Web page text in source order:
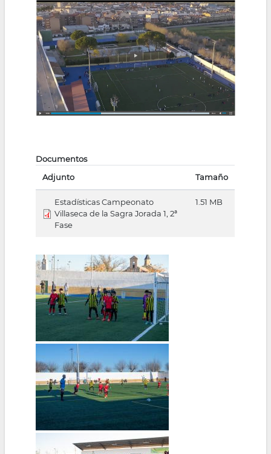
Documentos
Adjunto
Tamaño
Estadísticas Campeonato
Villaseca de la Sagra Jorada 1, 2ª
Fase
1.51 MB